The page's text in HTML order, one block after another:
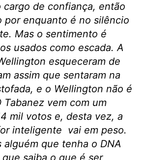
cargo de confiança, então
por enquanto é no silêncio
Mas o sentimento é
usados como escada. A
esqueceram de
assim que sentaram na
e o Wellington não é
Tabanez vem com um
mil votos e, desta vez, a
inteligente vai em peso.
alguém que tenha o DNA